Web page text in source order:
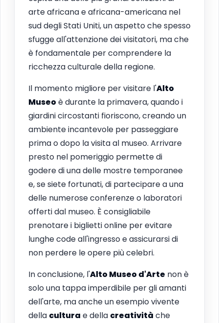
arte africana e africana-americana nel
sud degli Stati Uniti, un aspetto che spesso
sfugge all'attenzione dei visitatori, ma che
è fondamentale per comprendere la
ricchezza culturale della regione.
Il momento migliore per visitare l'Alto
Museoè durante la primavera, quando i
giardini circostanti fioriscono, creando un
ambiente incantevole per passeggiare
prima o dopo la visita al museo. Arrivare
presto nel pomeriggio permette di
godere di una delle mostre temporanee
e, se siete fortunati, di partecipare a una
delle numerose conferenze o laboratori
offerti dal museo. È consigliabile
prenotare i biglietti online per evitare
lunghe code all'ingresso e assicurarsi di
non perdere le opere più celebri.
In conclusione, l'Alto Museo d'Arte non è
solo una tappa imperdibile per gli amanti
dell'arte, ma anche un esempio vivente
della cultura e della creatività che